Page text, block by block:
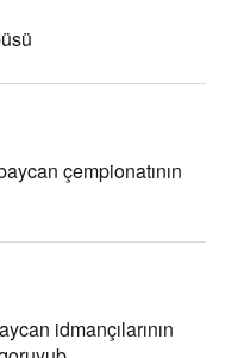
çempionatının
idmançılarının